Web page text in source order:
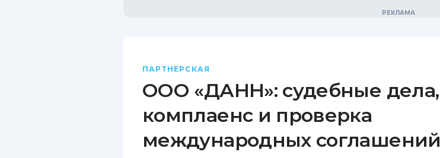
ПАРТНЕРСКАЯ
ООО «ДАНН»: судебные дела,
комплаенс и проверка
международных соглашений